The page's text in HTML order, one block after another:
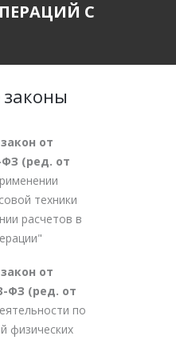
С
от
ФЗ (ред. от
техники
расчетов в
от
ФЗ (ред. от
по
физических